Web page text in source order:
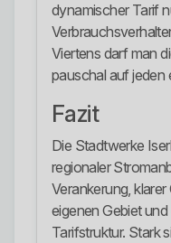
dynamischer Tarif
Viertens darf man
pauschal auf jeden
Fazit
Die Stadtwerke
regionaler
Verankerung,
eigenen Gebiet
Tarifstruktur. Stark